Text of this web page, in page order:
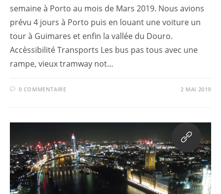
semaine à Porto au mois de Mars 2019. Nous avions
prévu 4 jours à Porto puis en louant une voiture un
tour à Guimares et enfin la vallée du Douro.
Accèssibilité Transports Les bus pas tous avec une
rampe, vieux tramway not…
0 COMMENTAIRE 2 MAI 2019